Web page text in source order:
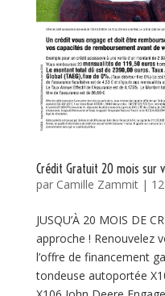
Crédit Gratuit 20 mois sur
par Camille Zammit|
JUSQU’À 20 MOIS DE
approche ! Renouvelez
l’offre de financement
tondeuse autoportée